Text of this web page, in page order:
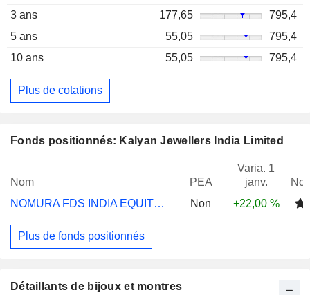
3 ans
177,65
795,4
5 ans
55,05
795,4
10 ans
55,05 795,4
Plus de cotations
Fonds positionnés: Kalyan Jewellers India Limited
Nom PEA
Varia. 1
janv.
NOMURA FDS INDIA EQUITY I USD
Non +22,00 %
Plus de fonds positionnés
Détaillants de bijoux et montres